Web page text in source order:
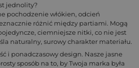
jednolity?
pochodzenie włókien, odcień
różnić między partiami. Mogą
ciemniejsze nitki, co nie jest
naturalny, surowy charakter materiału.
i ponadczasowy design. Nasze jasne
sposób na to, by Twoja marka była